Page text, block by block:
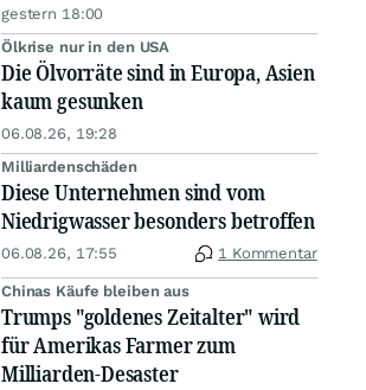
gestern 18:00
Ölkrise nur in den USA
Die Ölvorräte sind in Europa, Asien
kaum gesunken
06.08.26, 19:28
Milliardenschäden
Diese Unternehmen sind vom
Niedrigwasser besonders betroffen
06.08.26, 17:55 1 Kommentar
Chinas Käufe bleiben aus
Trumps "goldenes Zeitalter" wird
für Amerikas Farmer zum
Milliarden-Desaster